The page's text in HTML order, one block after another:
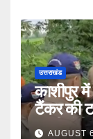
उत्तराखंड
काशीपुर
टैंकर की
साथीAUGUST